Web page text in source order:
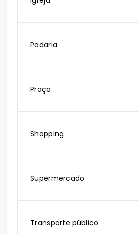
Padaria
Praça
Shopping
Supermercado
Transporte público